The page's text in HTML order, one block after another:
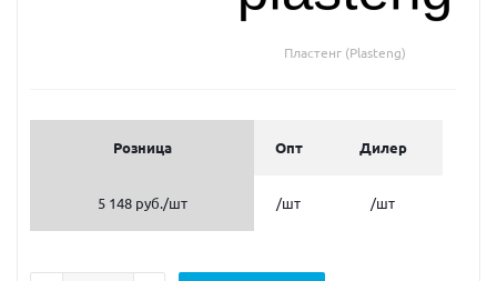
Пластенг (Plasteng)
Розница Опт Дилер
5 148 руб./шт /шт /шт